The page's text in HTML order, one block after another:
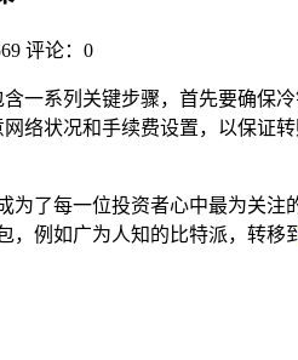
评论：0
一系列关键步骤，首先要确保
络状况和手续费设置，以保证
了每一位投资者心中最为关
，例如广为人知的比特派，转移